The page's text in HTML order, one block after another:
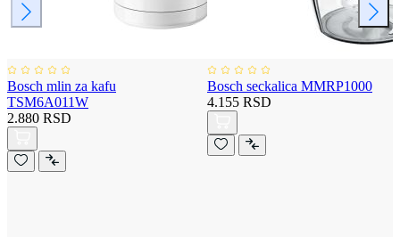
Bosch mlin za kafu
TSM6A011W
2.880 RSD
Bosch seckalica MMRP1000
4.155 RSD